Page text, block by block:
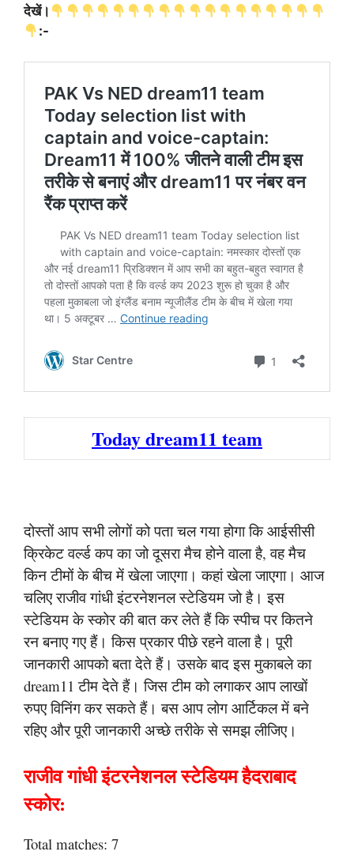
देखें।
:-
Today dream11 team
दोस्तों आप सभी लोगों को पता चल गया होगा कि आईसीसी
क्रिकेट वर्ल्ड कप का जो दूसरा मैच होने वाला है, वह मैच
किन टीमों के बीच में खेला जाएगा। कहां खेला जाएगा। आज
चलिए राजीव गांधी इंटरनेशनल स्टेडियम जो है। इस
स्टेडियम के स्कोर की बात कर लेते हैं कि स्पीच पर कितने
रन बनाए गए हैं। किस प्रकार पीछे रहने वाला है। पूरी
जानकारी आपको बता देते हैं। उसके बाद इस मुकाबले का
dream11 टीम देते हैं। जिस टीम को लगाकर आप लाखों
रुपए विनिंग कर सकते हैं। बस आप लोग आर्टिकल में बने
रहिए और पूरी जानकारी अच्छे तरीके से समझ लीजिए।
राजीव गांधी इंटरनेशनल स्टेडियम हैदराबाद
स्कोर:
Total matches: 7